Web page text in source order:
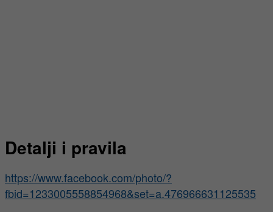
Detalji i pravila
https://www.facebook.com/photo/?
fbid=1233005558854968&set=a.476966631125535